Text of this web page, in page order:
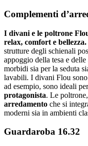
Complementi
I divani e le poltrone
relax, comfort e bellezza.
strutture degli schienali
appoggio della tesa e
morbidi sia per la seduta
lavabili. I divani Flou
ad esempio, sono ideali
protagonista. Le
arredamento che si
moderni sia in ambienti
Guardaroba 16.32